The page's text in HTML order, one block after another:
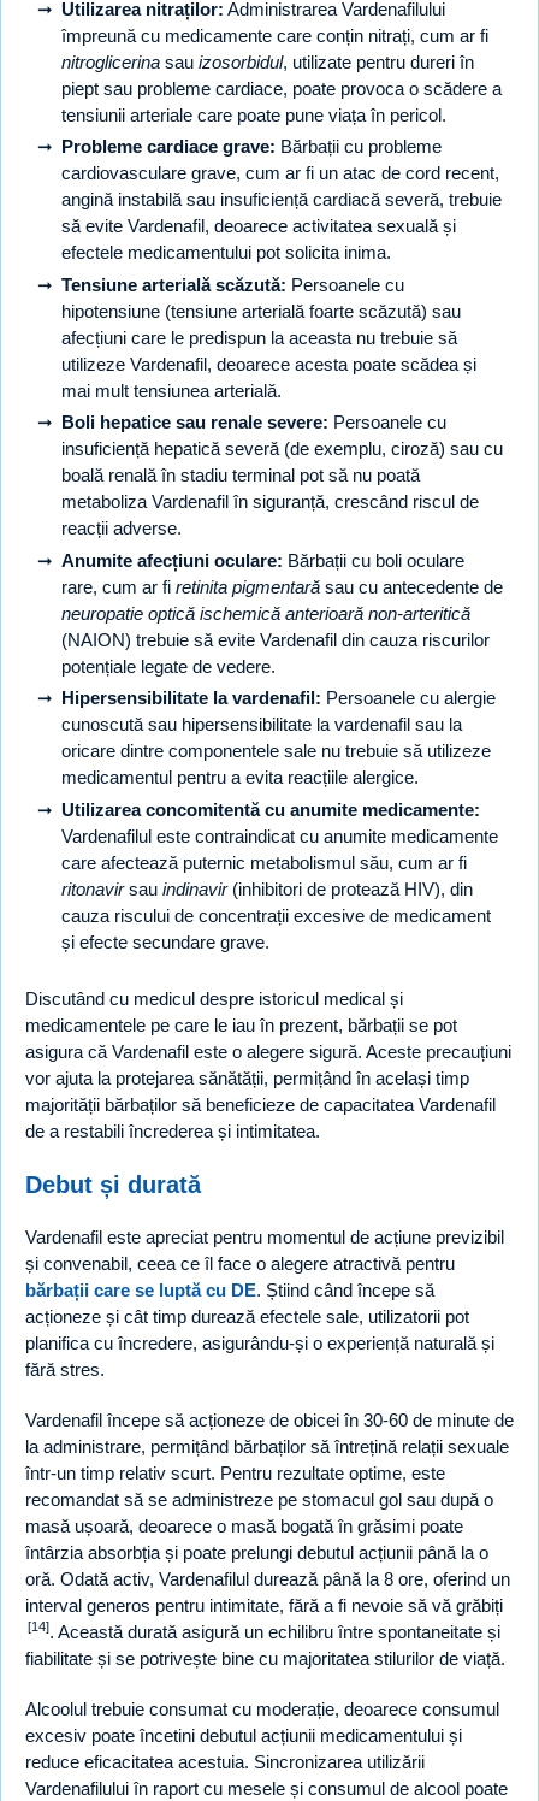
Utilizarea nitraților: Administrarea Vardenafilului
împreună cu medicamente care conțin nitrați, cum ar fi
nitroglicerina sau izosorbidul, utilizate pentru dureri în
piept sau probleme cardiace, poate provoca o scădere a
tensiunii arteriale care poate pune viața în pericol.
Probleme cardiace grave: Bărbații cu probleme
cardiovasculare grave, cum ar fi un atac de cord recent,
angină instabilă sau insuficiență cardiacă severă, trebuie
să evite Vardenafil, deoarece activitatea sexuală și
efectele medicamentului pot solicita inima.
Tensiune arterială scăzută: Persoanele cu
hipotensiune (tensiune arterială foarte scăzută) sau
afecțiuni care le predispun la aceasta nu trebuie să
utilizeze Vardenafil, deoarece acesta poate scădea și
mai mult tensiunea arterială.
Boli hepatice sau renale severe: Persoanele cu
insuficiență hepatică severă (de exemplu, ciroză) sau cu
boală renală în stadiu terminal pot să nu poată
metaboliza Vardenafil în siguranță, crescând riscul de
reacții adverse.
Anumite afecțiuni oculare: Bărbații cu boli oculare
rare, cum ar fi retinita pigmentară sau cu antecedente de
neuropatie optică ischemică anterioară non-arteritică
(NAION) trebuie să evite Vardenafil din cauza riscurilor
potențiale legate de vedere.
Hipersensibilitate la vardenafil: Persoanele cu alergie
cunoscută sau hipersensibilitate la vardenafil sau la
oricare dintre componentele sale nu trebuie să utilizeze
medicamentul pentru a evita reacțiile alergice.
Utilizarea concomitentă cu anumite medicamente:
Vardenafilul este contraindicat cu anumite medicamente
care afectează puternic metabolismul său, cum ar fi
ritonavirsau indinavir(inhibitori de protează HIV), din
cauza riscului de concentrații excesive de medicament
și efecte secundare grave.
Discutând cu medicul despre istoricul medical și
medicamentele pe care le iau în prezent, bărbații se pot
asigura că Vardenafil este o alegere sigură. Aceste precauțiuni
vor ajuta la protejarea sănătății, permițând în același timp
majorității bărbaților să beneficieze de capacitatea Vardenafil
de a restabili încrederea și intimitatea.
Debut și durată
Vardenafil este apreciat pentru momentul de acțiune previzibil
și convenabil, ceea ce îl face o alegere atractivă pentru
bărbații care se luptă cu DE. Știind când începe să
acționeze și cât timp durează efectele sale, utilizatorii pot
planifica cu încredere, asigurându-și o experiență naturală și
fără stres.
Vardenafil începe să acționeze de obicei în 30-60 de minute de
la administrare, permițând bărbaților să întrețină relații sexuale
într-un timp relativ scurt. Pentru rezultate optime, este
recomandat să se administreze pe stomacul gol sau după o
masă ușoară, deoarece o masă bogată în grăsimi poate
întârzia absorbția și poate prelungi debutul acțiunii până la o
oră. Odată activ, Vardenafilul durează până la 8 ore, oferind un
interval generos pentru intimitate, fără a fi nevoie să vă grăbiți
[14]. Această durată asigură un echilibru între spontaneitate și
fiabilitate și se potrivește bine cu majoritatea stilurilor de viață.
Alcoolul trebuie consumat cu moderație, deoarece consumul
excesiv poate încetini debutul acțiunii medicamentului și
reduce eficacitatea acestuia. Sincronizarea utilizării
Vardenafilului în raport cu mesele și consumul de alcool poate